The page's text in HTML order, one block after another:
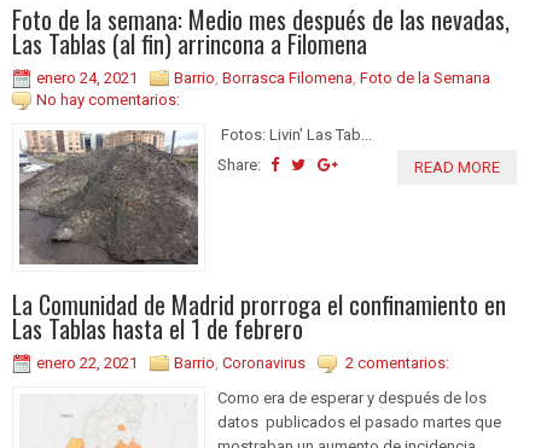
Foto de la semana: Medio mes después de las nevadas,
Las Tablas (al fin) arrincona a Filomena
enero 24, 2021 Barrio Borrasca Filomena Foto de la Semana
No hay comentarios:
Fotos: Livin' Las Tab...
Share:
READ MORE
La Comunidad de Madrid prorroga el confinamiento en
Las Tablas hasta el 1 de febrero
enero 22, 2021 Barrio Coronavirus
2 comentarios:
Como era de esperar y después de los
datos publicados el pasado martes que